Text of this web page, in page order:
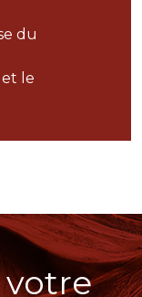
du
le
votre